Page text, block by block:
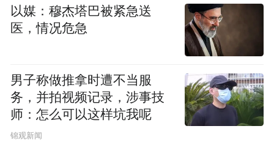
以媒：穆杰塔巴被紧急送
医，情况危急
男子称做推拿时遭不当服
务，并拍视频记录，涉事技
师：怎么可以这样坑我呢
锦观新闻